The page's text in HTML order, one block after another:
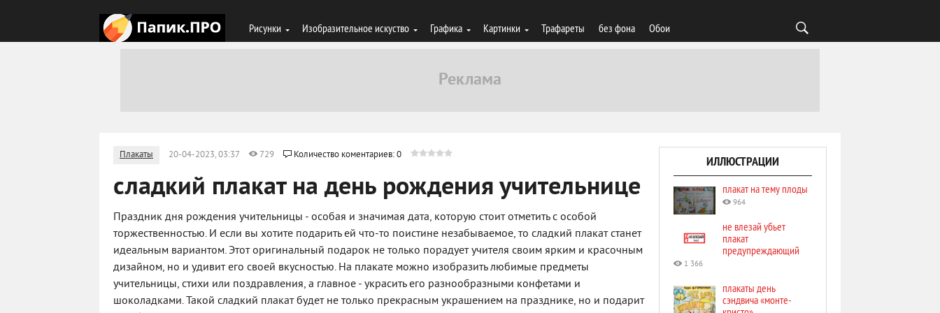
Рисунки Изобразительное искуство Графика Картинки Трафареты без фона Обои
Плакаты 20-04-2023, 03:37 729 Количество коментариев: 0
сладкий плакат на день рождения учительнице
Праздник дня рождения учительницы - особая и значимая дата, которую стоит отметить с особой
торжественностью. И если вы хотите подарить ей что-то поистине незабываемое, то сладкий плакат станет
идеальным вариантом. Этот оригинальный подарок не только порадует учителя своим ярким и красочным
дизайном, но и удивит его своей вкусностью. На плакате можно изобразить любимые предметы
учительницы, стихи или поздравления, а главное - украсить его разнообразными конфетами и
шоколадками. Такой сладкий плакат будет не только прекрасным украшением на празднике, но и подарит
ИЛЛЮСТРАЦИИ
плакат на тему плоды
964
не влезай убьет
плакат
предупреждающий
1 366
плакаты день
сэндвича «монте-